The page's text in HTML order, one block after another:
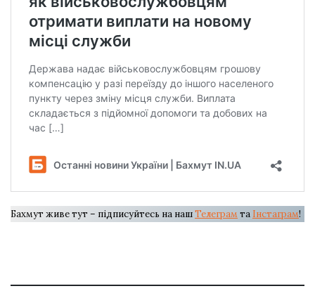
Бахмут живе тут – підписуйтесь на нашТелеграм та Інстаграм!